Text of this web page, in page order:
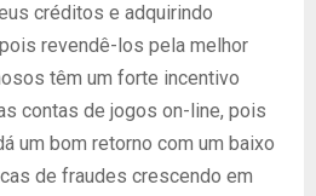
créditos e adquirindo
revendê-los pela melhor
têm um forte incentivo
contas de jogos on-line, pois
um bom retorno com um baixo
de fraudes crescendo em